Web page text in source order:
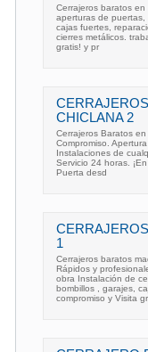
Cerrajeros baratos
aperturas de
cajas fuertes,
cierres metálicos.
gratis! y pr
CHICLANA 2
Cerrajeros Baratos
Compromiso.
Instalaciones de
Servicio 24 horas.
Puerta desd
1
Cerrajeros baratos
Rápidos y
obra Instalación de
bombillos , garajes,
compromiso y Visita gr